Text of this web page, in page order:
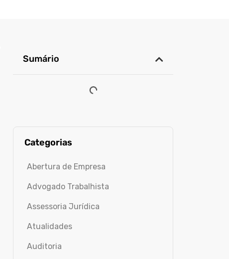
Sumário
Categorias
Abertura de Empresa
Advogado Trabalhista
Assessoria Jurídica
Atualidades
Auditoria